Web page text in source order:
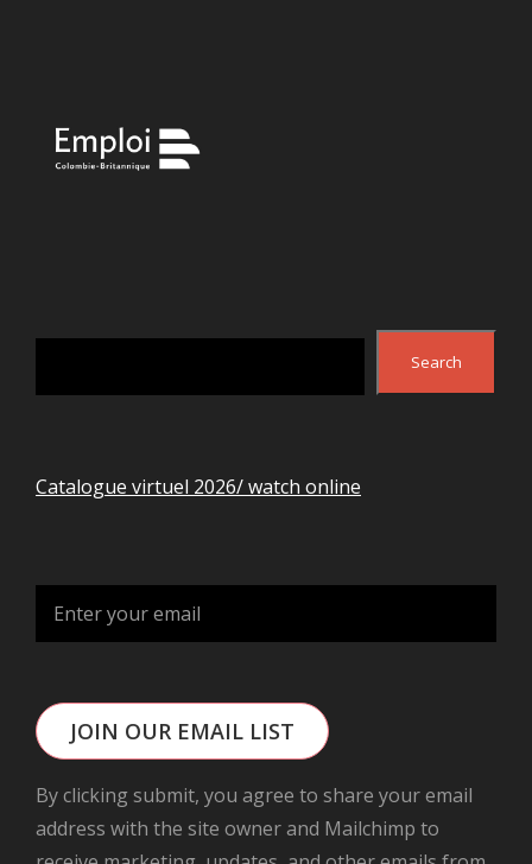
Search
Search
Catalogue virtuel 2026/ watch online
JOIN OUR EMAIL LIST
By clicking submit, you agree to share your email
address with the site owner and Mailchimp to